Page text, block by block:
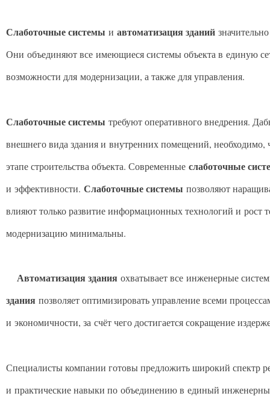
Слаботочные системы и автоматизация зданий
Они объединяют все имеющиеся системы объекта в единую
возможности для модернизации, а также для управления.
Слаботочные системы требуют оперативного внедрения.
внешнего вида здания и внутренних помещений,
этапе строительства объекта. Современные слаботочные
и эффективности. Слаботочные системы позволяют
влияют только развитие информационных технологий и рост
модернизацию минимальны.
Автоматизация здания охватывает все инженерные
здания позволяет оптимизировать управление всеми
и экономичности, за счёт чего достигается сокращение
Специалисты компании готовы предложить широкий спектр
и практические навыки по объединению в единый